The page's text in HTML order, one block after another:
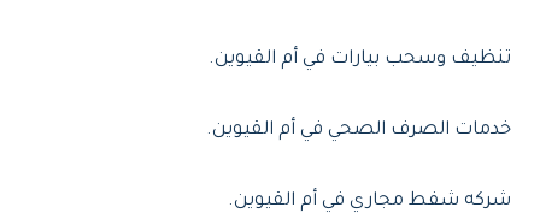
تنظيف وسحب بيارات في أم القيوين.
خدمات الصرف الصحي في أم القيوين.
شركه شفط مجاري في أم القيوين.